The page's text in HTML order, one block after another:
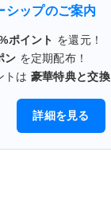
シップのご案内
ポイント を還元！
ン を定期配布！
トは 豪華特典と交換
詳細を見る